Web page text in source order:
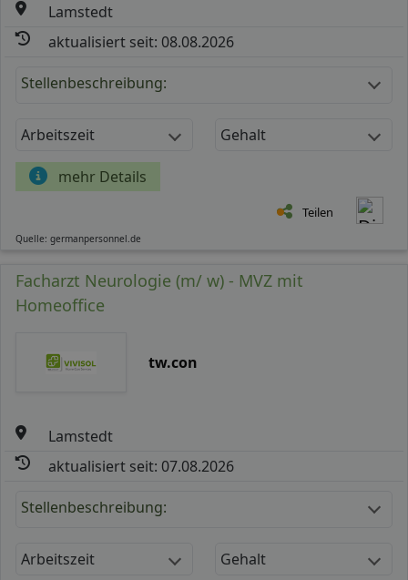
Lamstedt
aktualisiert seit: 08.08.2026
Stellenbeschreibung:
Arbeitszeit Gehalt
mehr Details
Teilen
Quelle: germanpersonnel.de
Facharzt Neurologie (m/ w) - MVZ mit
Homeoffice
tw.con
Lamstedt
aktualisiert seit: 07.08.2026
Stellenbeschreibung:
Arbeitszeit Gehalt